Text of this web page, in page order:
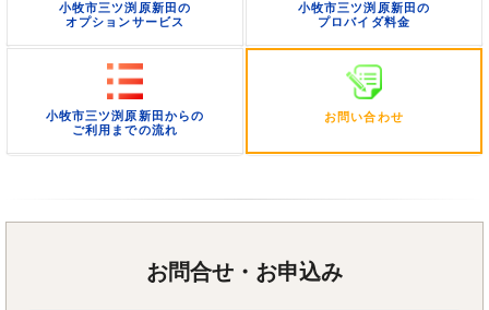
小牧市三ツ渕原新田の
オプションサービス
小牧市三ツ渕原新田の
プロバイダ料金
小牧市三ツ渕原新田からの
ご利用までの流れ
お問い合わせ
お問合せ・お申込み